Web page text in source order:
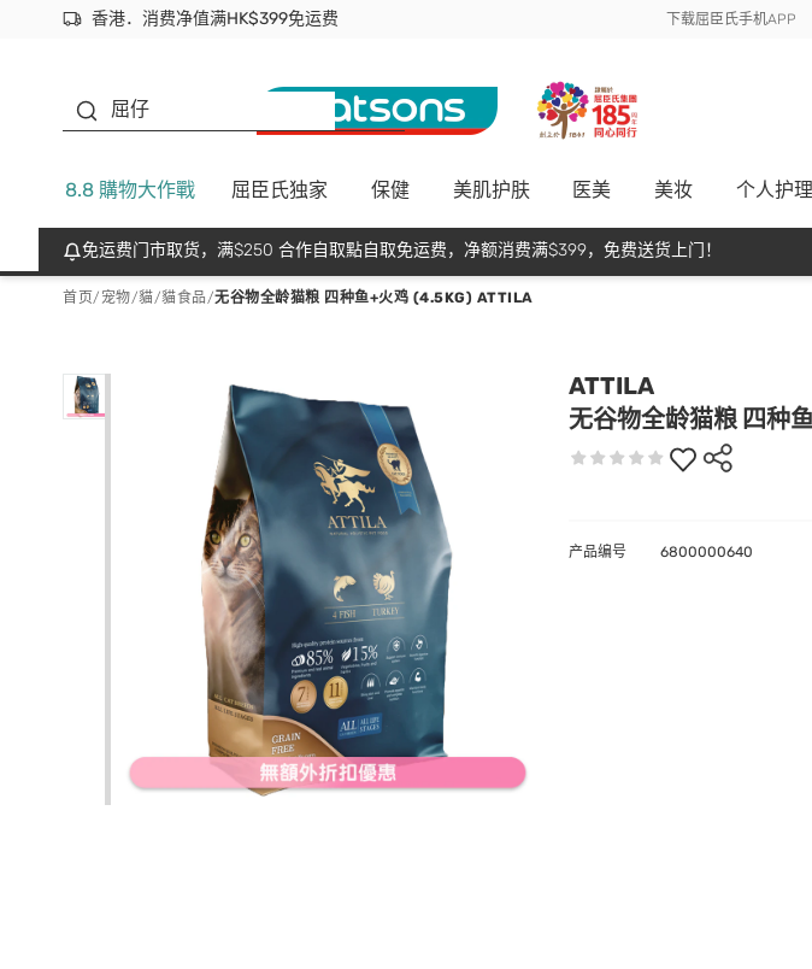
香港．消费净值满HK$399免运费
立即成为易赏钱会员尽享独家优惠
首次APP下单买满$450 输入 NEWAPP 即减$50 下载屈臣氏手机APP
屈仔
8.8 購物大作戰 屈臣氏独家 保健 美肌护肤 医美 美妆 个人护理
免运费门市取货，满$250 合作自取點自取免运费，净额消费满$399，免费送货上门！
首页/ 宠物/貓/貓食品/无谷物全龄猫粮 四种鱼+火鸡 (4.5KG) ATTILA
ATTILA
无谷物全龄猫粮 四种
产品编号 6800000640